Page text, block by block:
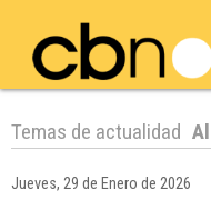
Temas de actualidad
Jueves, 29 de Enero de 2026